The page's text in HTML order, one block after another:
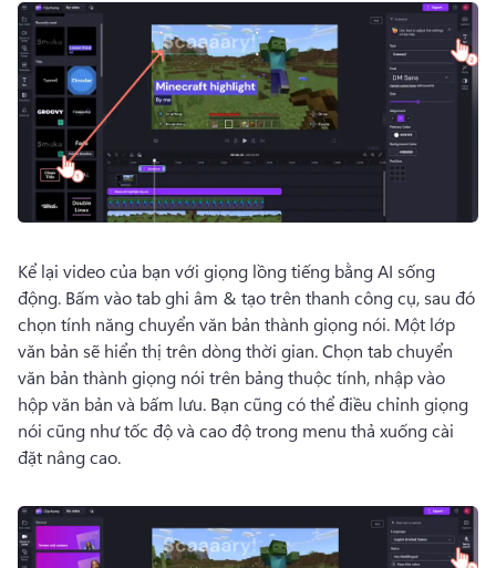
Kể lại video của bạn với giọng lồng tiếng bằng AI sống
động. Bấm vào tab ghi âm & tạo trên thanh công cụ, sau đó
chọn tính năng chuyển văn bản thành giọng nói. Một lớp
văn bản sẽ hiển thị trên dòng thời gian. Chọn tab chuyển
văn bản thành giọng nói trên bảng thuộc tính, nhập vào
hộp văn bản và bấm lưu. Bạn cũng có thể điều chỉnh giọng
nói cũng như tốc độ và cao độ trong menu thả xuống cài
đặt nâng cao.